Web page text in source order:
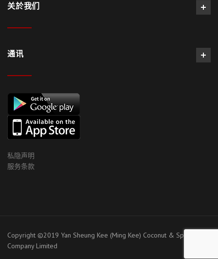
关於我们
通讯
私隐声明
服务条款
Copyright ©2019 Yan Sheung Kee (Ming Kee) Coconut & Spices
Company Limited